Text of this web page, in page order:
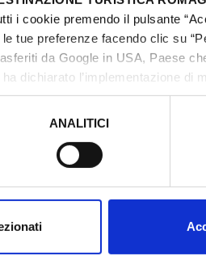
i cookie premendo il pulsante
tue preferenze facendo clic su
da Google in USA, Paese
dichiarato l’implementazione di
ANALITICI